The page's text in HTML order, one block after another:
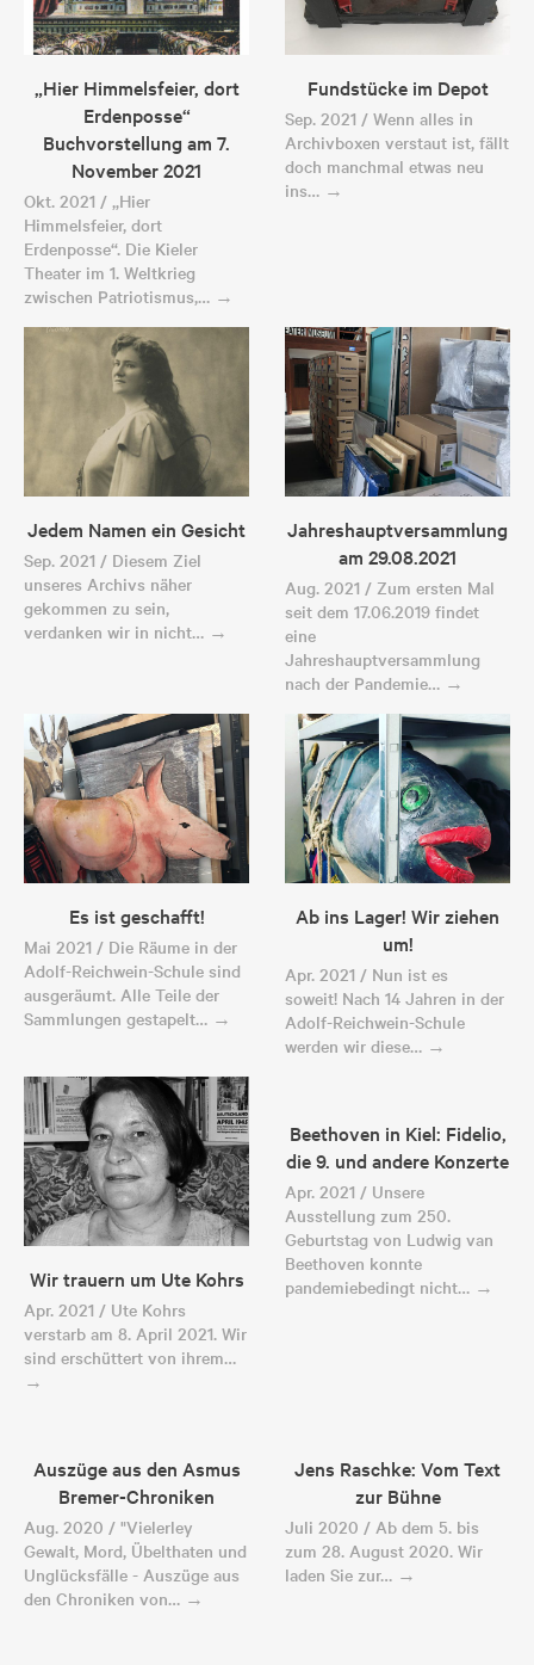
„Hier Himmelsfeier, dort
Erdenposse“
Buchvorstellung am 7.
November 2021
Okt. 2021 / „Hier
Himmelsfeier, dort
Erdenposse“. Die Kieler
Theater im 1. Weltkrieg
zwischen Patriotismus,… →
Fundstücke im Depot
Sep. 2021 / Wenn alles in
Archivboxen verstaut ist, fällt
doch manchmal etwas neu
ins… →
Jedem Namen ein Gesicht
Sep. 2021 / Diesem Ziel
unseres Archivs näher
gekommen zu sein,
verdanken wir in nicht… →
Jahreshauptversammlung
am 29.08.2021
Aug. 2021 / Zum ersten Mal
seit dem 17.06.2019 findet
eine
Jahreshauptversammlung
nach der Pandemie… →
Es ist geschafft!
Mai 2021 / Die Räume in der
Adolf-Reichwein-Schule sind
ausgeräumt. Alle Teile der
Sammlungen gestapelt… →
Ab ins Lager! Wir ziehen
um!
Apr. 2021 / Nun ist es
soweit! Nach 14 Jahren in der
Adolf-Reichwein-Schule
werden wir diese… →
Wir trauern um Ute Kohrs
Apr. 2021 / Ute Kohrs
verstarb am 8. April 2021. Wir
sind erschüttert von ihrem…
→
Beethoven in Kiel: Fidelio,
die 9. und andere Konzerte
Apr. 2021 / Unsere
Ausstellung zum 250.
Geburtstag von Ludwig van
Beethoven konnte
pandemiebedingt nicht… →
Auszüge aus den Asmus
Bremer-Chroniken
Aug. 2020 / "Vielerley
Gewalt, Mord, Übelthaten und
Unglücksfälle - Auszüge aus
den Chroniken von… →
Jens Raschke: Vom Text
zur Bühne
Juli 2020 / Ab dem 5. bis
zum 28. August 2020. Wir
laden Sie zur… →